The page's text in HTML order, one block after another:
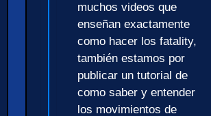
muchos videos que
enseñan exactamente
como hacer los fatality,
también estamos por
publicar un tutorial de
como saber y entender
los movimientos de